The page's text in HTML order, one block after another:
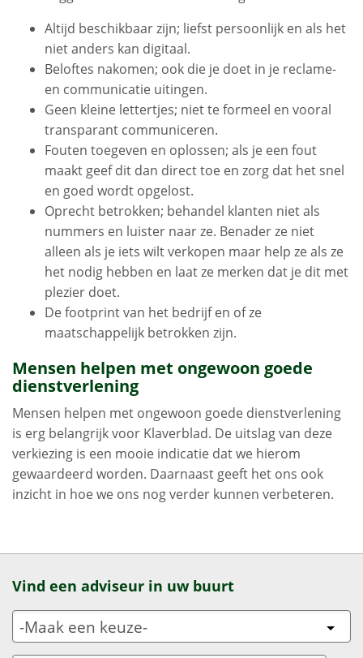
Altijd beschikbaar zijn; liefst persoonlijk en als het
niet anders kan digitaal.
Beloftes nakomen; ook die je doet in je reclame-
en communicatie uitingen.
Geen kleine lettertjes; niet te formeel en vooral
transparant communiceren.
Fouten toegeven en oplossen; als je een fout
maakt geef dit dan direct toe en zorg dat het snel
en goed wordt opgelost.
Oprecht betrokken; behandel klanten niet als
nummers en luister naar ze. Benader ze niet
alleen als je iets wilt verkopen maar help ze als ze
het nodig hebben en laat ze merken dat je dit met
plezier doet.
De footprint van het bedrijf en of ze
maatschappelijk betrokken zijn.
Mensen helpen met ongewoon goede
dienstverlening
Mensen helpen met ongewoon goede dienstverlening
is erg belangrijk voor Klaverblad. De uitslag van deze
verkiezing is een mooie indicatie dat we hierom
gewaardeerd worden. Daarnaast geeft het ons ook
inzicht in hoe we ons nog verder kunnen verbeteren.
Vind een adviseur in uw buurt